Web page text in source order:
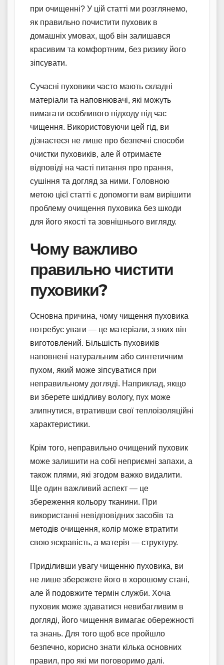
при очищенні? У цій статті ми розглянемо,
як правильно почистити пуховик в
домашніх умовах, щоб він залишався
красивим та комфортним, без ризику його
зіпсувати.
Сучасні пуховики часто мають складні
матеріали та наповнювачі, які можуть
вимагати особливого підходу під час
чищення. Використовуючи цей гід, ви
дізнаєтеся не лише про безпечні способи
очистки пуховиків, але й отримаєте
відповіді на часті питання про прання,
сушіння та догляд за ними. Головною
метою цієї статті є допомогти вам вирішити
проблему очищення пуховика без шкоди
для його якості та зовнішнього вигляду.
Чому важливо
правильно чистити
пуховики?
Основна причина, чому чищення пуховика
потребує уваги — це матеріали, з яких він
виготовлений. Більшість пуховиків
наповнені натуральним або синтетичним
пухом, який може зіпсуватися при
неправильному догляді. Наприклад, якщо
ви зберете шкідливу вологу, пух може
злипнутися, втративши свої теплоізоляційні
характеристики.
Крім того, неправильно очищений пуховик
може залишити на собі неприємні запахи, а
також плями, які згодом важко видалити.
Ще один важливий аспект — це
збереження кольору тканини. При
використанні невідповідних засобів та
методів очищення, колір може втратити
свою яскравість, а матерія — структуру.
Приділивши увагу чищенню пуховика, ви
не лише збережете його в хорошому стані,
але й подовжите термін служби. Хоча
пуховик може здаватися невибагливим в
догляді, його чищення вимагає обережності
та знань. Для того щоб все пройшло
безпечно, корисно знати кілька основних
правил, про які ми поговоримо далі.